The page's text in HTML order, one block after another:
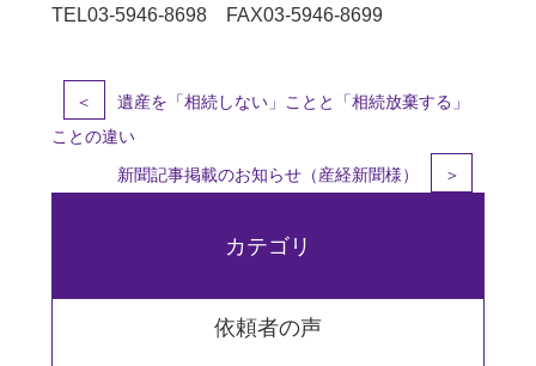
カテゴリ
依頼者の声
TEL03-5946-8698 FAX03-5946-8699
＜
遺産を「相続しない」ことと「相続放棄する」
ことの違い
新聞記事掲載のお知らせ（産経新聞様）
＞